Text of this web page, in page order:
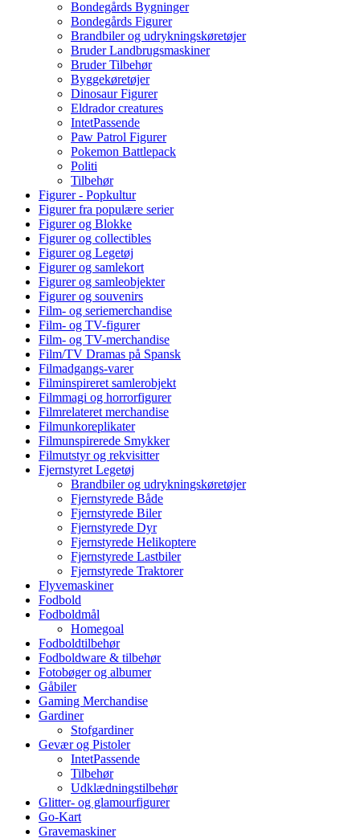
Bondegårds Bygninger
Bondegårds Figurer
Brandbiler og udrykningskøretøjer
Bruder Landbrugsmaskiner
Bruder Tilbehør
Byggekøretøjer
Dinosaur Figurer
Eldrador creatures
IntetPassende
Paw Patrol Figurer
Pokemon Battlepack
Politi
Tilbehør
Figurer - Popkultur
Figurer fra populære serier
Figurer og Blokke
Figurer og collectibles
Figurer og Legetøj
Figurer og samlekort
Figurer og samleobjekter
Figurer og souvenirs
Film- og seriemerchandise
Film- og TV-figurer
Film- og TV-merchandise
Film/TV Dramas på Spansk
Filmadgangs-varer
Filminspireret samlerobjekt
Filmmagi og horrorfigurer
Filmrelateret merchandise
Filmunkoreplikater
Filmunspirerede Smykker
Filmutstyr og rekvisitter
Fjernstyret Legetøj
Brandbiler og udrykningskøretøjer
Fjernstyrede Både
Fjernstyrede Biler
Fjernstyrede Dyr
Fjernstyrede Helikoptere
Fjernstyrede Lastbiler
Fjernstyrede Traktorer
Flyvemaskiner
Fodbold
Fodboldmål
Homegoal
Fodboldtilbehør
Fodboldware & tilbehør
Fotobøger og albumer
Gåbiler
Gaming Merchandise
Gardiner
Stofgardiner
Gevær og Pistoler
IntetPassende
Tilbehør
Udklædningstilbehør
Glitter- og glamourfigurer
Go-Kart
Gravemaskiner